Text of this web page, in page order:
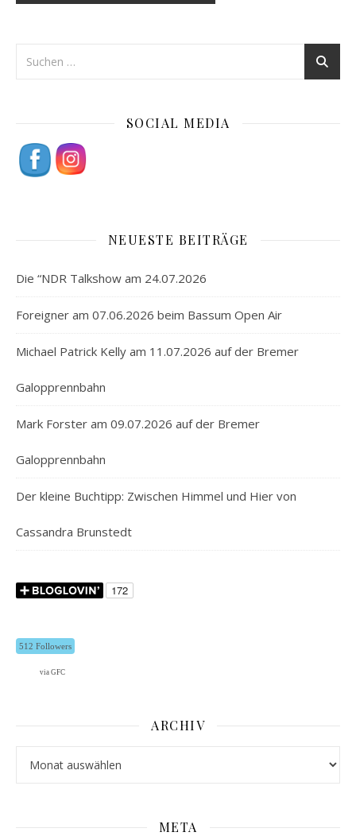
SOCIAL MEDIA
NEUESTE BEITRÄGE
Die “NDR Talkshow am 24.07.2026
Foreigner am 07.06.2026 beim Bassum Open Air
Michael Patrick Kelly am 11.07.2026 auf der Bremer
Galopprennbahn
Mark Forster am 09.07.2026 auf der Bremer
Galopprennbahn
Der kleine Buchtipp: Zwischen Himmel und Hier von
Cassandra Brunstedt
512 Followers
via GFC
ARCHIV
META